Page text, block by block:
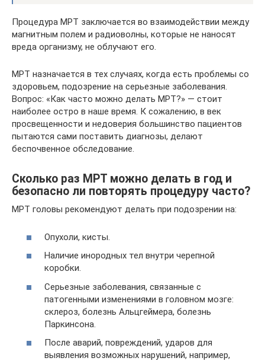
Процедура МРТ заключается во взаимодействии между
магнитным полем и радиоволны, которые не наносят
вреда организму, не облучают его.
МРТ назначается в тех случаях, когда есть проблемы со
здоровьем, подозрение на серьезные заболевания.
Вопрос: «Как часто можно делать МРТ?» — стоит
наиболее остро в наше время. К сожалению, в век
просвещенности и недоверия большинство пациентов
пытаются сами поставить диагнозы, делают
беспочвенное обследование.
Сколько раз МРТ можно делать в год и
безопасно ли повторять процедуру часто?
МРТ головы рекомендуют делать при подозрении на:
Опухоли, кисты.
Наличие инородных тел внутри черепной
коробки.
Серьезные заболевания, связанные с
патогенными изменениями в головном мозге:
склероз, болезнь Альцгеймера, болезнь
Паркинсона.
После аварий, повреждений, ударов для
выявления возможных нарушений, например,